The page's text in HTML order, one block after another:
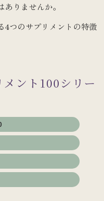
りませんか。
4つのサプリメントの特徴
ント100シリー